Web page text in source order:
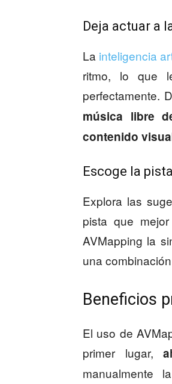
Deja actuar a
La inteligencia
ritmo, lo que
perfectamente.
música libre
contenido
Escoge la
Explora las
pista que
AVMapping la
una
Beneficios
El uso de
primer lugar,
manualmente